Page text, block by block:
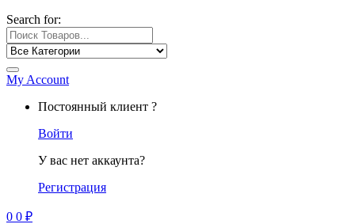
Search for:
My Account
Постоянный клиент ?
Войти
У вас нет аккаунта?
Регистрация
0 0 ₽